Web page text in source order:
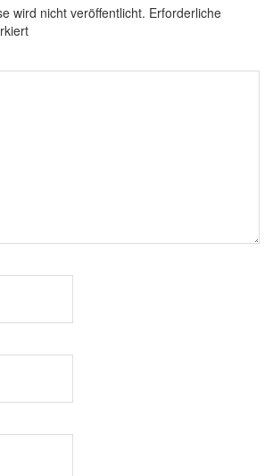
wird nicht veröffentlicht. Erforderliche